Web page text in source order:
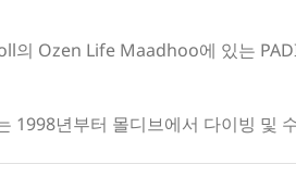
의 Ozen Life Maadhoo에 있는
1998년부터 몰디브에서 다이빙 및